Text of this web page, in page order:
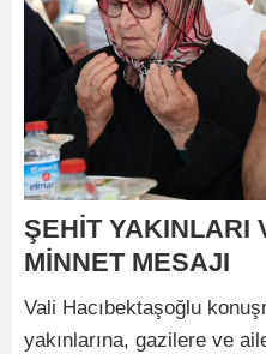
ŞEHİT YAKINLARI
MİNNET MESAJI
Vali Hacıbektaşoğlu
yakınlarına, gazilere ve